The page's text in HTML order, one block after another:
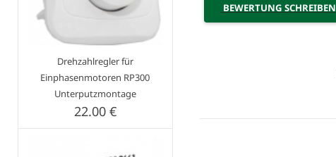
Drehzahlregler für
Einphasenmotoren RP300
Unterputzmontage
22.00 €
BEWERTUNG SCHREIBEN